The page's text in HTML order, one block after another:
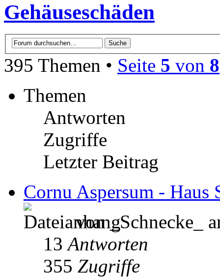
Gehäuseschäden
395 Themen • Seite 5 von 8
Themen
Antworten
Zugriffe
Letzter Beitrag
Cornu Aspersum - Haus
von _Schnecke_
13Antworten
355 Zugriffe